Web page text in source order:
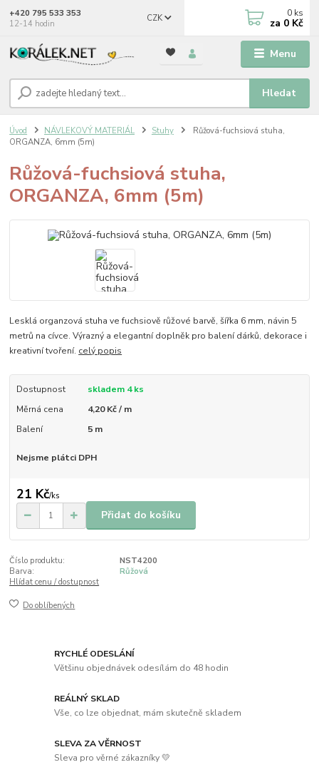
Menu
CZK
Hledat
+420 795 533 353
12-14 hodin
0 ks
za 0 Kč
Úvod NÁVLEKOVÝ MATERIÁL Stuhy
Růžová-fuchsiová stuha,
ORGANZA, 6mm (5m)
Růžová-fuchsiová stuha,
ORGANZA, 6mm (5m)
Lesklá organzová stuha ve fuchsiově růžové barvě, šířka 6 mm, návin 5
metrů na cívce. Výrazný a elegantní doplněk pro balení dárků, dekorace i
kreativní tvoření. celý popis
Dostupnost
skladem 4 ks
Měrná cena
4,20 Kč / m
Balení
5 m
Nejsme plátci DPH
21 Kč/ks
Přidat do košíku
Číslo produktu:
NST4200
Barva:
Růžová
Hlídat cenu / dostupnost
Do oblíbených
RYCHLÉ ODESLÁNÍ
Většinu objednávek odesílám do 48 hodin
REÁLNÝ SKLAD
Vše, co lze objednat, mám skutečně skladem
SLEVA ZA VĚRNOST
Sleva pro věrné zákazníky 💛